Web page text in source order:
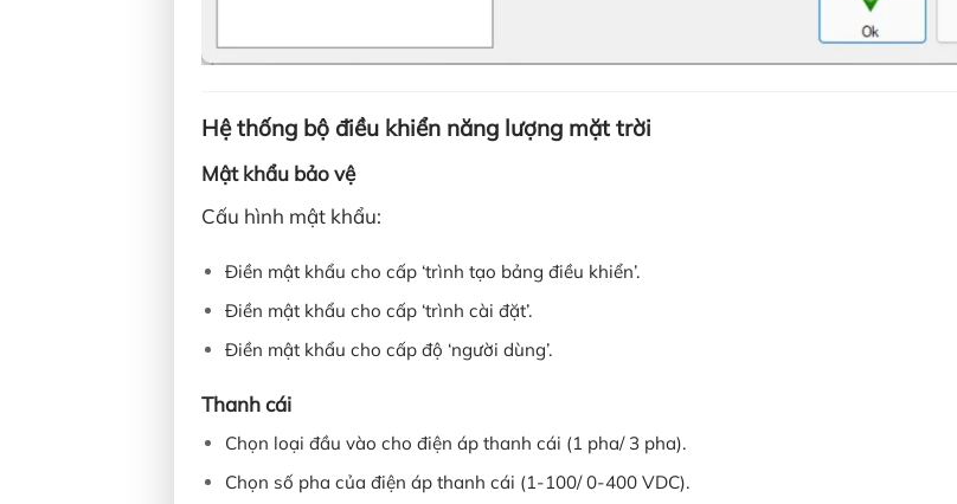
Hệ thống bộ điều khiển năng lượng mặt trời
Mật khẩu bảo vệ
Cấu hình mật khẩu:
Điền mật khẩu cho cấp ‘trình tạo bảng điều khiển’.
Điền mật khẩu cho cấp ‘trình cài đặt’.
Điền mật khẩu cho cấp độ ‘người dùng’.
Thanh cái
Chọn loại đầu vào cho điện áp thanh cái (1 pha/ 3 pha).
Chọn số pha của điện áp thanh cái (1-100/ 0-400 VDC).